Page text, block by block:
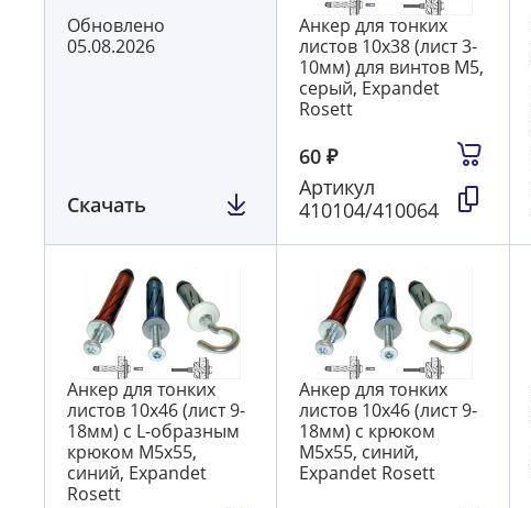
Обновлено
05.08.2026
Скачать
Анкер для тонких
листов 10х38 (лист 3-
10мм) для винтов М5,
серый, Expandet
Rosett
60₽
Артикул
410104/410064
Анкер для тонких
листов 10х46 (лист 9-
18мм) с L-образным
крюком М5х55,
синий, Expandet
Rosett
Анкер для тонких
листов 10х46 (лист 9-
18мм) с крюком
М5х55, синий,
Expandet Rosett